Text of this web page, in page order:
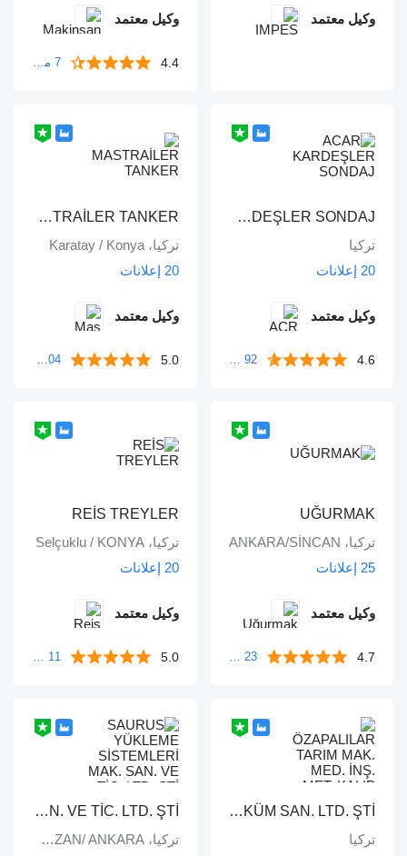
وكيل معتمد وكيل معتمد
4.4 7 مراجعات
ACAR KARDEŞLER SONDAJ
تركيا
20 إعلانات
وكيل معتمد
4.6 92 مراجعات
MASTRAİLER TANKER
تركيا، Karatay / Konya
20 إعلانات
وكيل معتمد
5.0 104 مراجعة
UĞURMAK
تركيا، ANKARA/SİNCAN
25 إعلانات
وكيل معتمد
4.7 23 مراجعات
REİS TREYLER
تركيا، Selçuklu / KONYA
20 إعلانات
وكيل معتمد
5.0 11 مراجعات
ÖZAPALILAR TARIM MAK. MED. İNŞ. MET. KALIP DÖKÜM SAN. LTD. ŞTİ.
تركيا
SAURUS YÜKLEME SİSTEMLERİ MAK. SAN. VE TİC. LTD. ŞTİ.
تركيا، KAHRAMANKAZAN/ ANKARA